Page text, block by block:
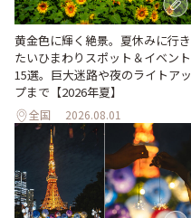
黄金色に輝く絶景。夏休みに行き
たいひまわりスポット＆イベント
15選。巨大迷路や夜のライトアッ
プまで【2026年夏】
全国 2026.08.01